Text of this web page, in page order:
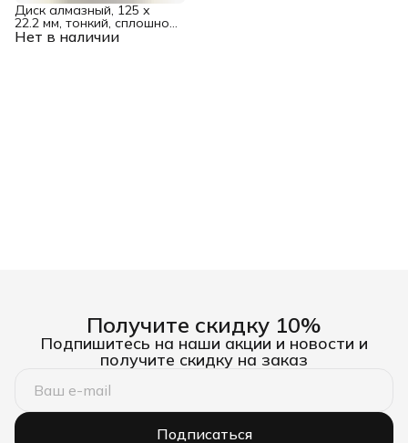
Нет в наличии
Диск алмазный, 125 х
22.2 мм, тонкий, сплошной
(Jaguar) мокрая резка
Получите скидку 10%
Подпишитесь на наши акции и новости и
получите скидку на заказ
Подписаться